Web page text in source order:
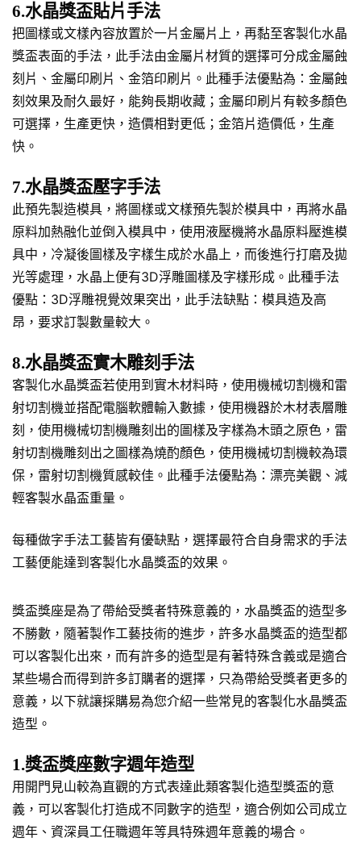
6.水晶獎盃貼片手法
把圖樣或文樣內容放置於一片金屬片上，再黏至客製化水晶
獎盃表面的手法，此手法由金屬片材質的選擇可分成金屬蝕
刻片、金屬印刷片、金箔印刷片。此種手法優點為：金屬蝕
刻效果及耐久最好，能夠長期收藏；金屬印刷片有較多顏色
可選擇，生產更快，造價相對更低；金箔片造價低，生產
快。
7.水晶獎盃壓字手法
此預先製造模具，將圖樣或文樣預先製於模具中，再將水晶
原料加熱融化並倒入模具中，使用液壓機將水晶原料壓進模
具中，冷凝後圖樣及字樣生成於水晶上，而後進行打磨及拋
光等處理，水晶上便有3D浮雕圖樣及字樣形成。此種手法
優點：3D浮雕視覺效果突出，此手法缺點：模具造及高
昂，要求訂製數量較大。
8.水晶獎盃實木雕刻手法
客製化水晶獎盃若使用到實木材料時，使用機械切割機和雷
射切割機並搭配電腦軟體輸入數據，使用機器於木材表層雕
刻，使用機械切割機雕刻出的圖樣及字樣為木頭之原色，雷
射切割機雕刻出之圖樣為燒酌顏色，使用機械切割機較為環
保，雷射切割機質感較佳。此種手法優點為：漂亮美觀、減
輕客製水晶盃重量。
每種做字手法工藝皆有優缺點，選擇最符合自身需求的手法
工藝便能達到客製化水晶獎盃的效果。
獎盃獎座是為了帶給受獎者特殊意義的，水晶獎盃的造型多
不勝數，隨著製作工藝技術的進步，許多水晶獎盃的造型都
可以客製化出來，而有許多的造型是有著特殊含義或是適合
某些場合而得到許多訂購者的選擇，只為帶給受獎者更多的
意義，以下就讓採購易為您介紹一些常見的客製化水晶獎盃
造型。
1.獎盃獎座數字週年造型
用開門見山較為直觀的方式表達此類客製化造型獎盃的意
義，可以客製化打造成不同數字的造型，適合例如公司成立
週年、資深員工任職週年等具特殊週年意義的場合。